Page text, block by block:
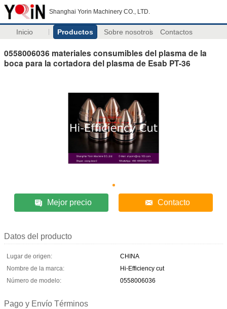
Shanghai Yorin Machinery CO., LTD.
Inicio Productos Sobre nosotros Contactos
0558006036 materiales consumibles del plasma de la
boca para la cortadora del plasma de Esab PT-36
Mejor precio Contacto
Datos del producto
Lugar de origen:
CHINA
Nombre de la marca:
Hi-Efficiency cut
Número de modelo:
0558006036
Pago y Envío Términos